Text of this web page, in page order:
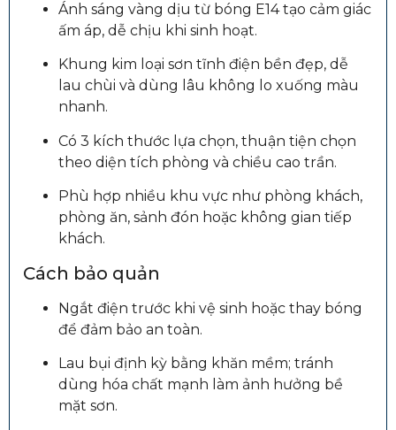
Ánh sáng vàng dịu từ bóng E14 tạo cảm giác
ấm áp, dễ chịu khi sinh hoạt.
Khung kim loại sơn tĩnh điện bền đẹp, dễ
lau chùi và dùng lâu không lo xuống màu
nhanh.
Có 3 kích thước lựa chọn, thuận tiện chọn
theo diện tích phòng và chiều cao trần.
Phù hợp nhiều khu vực như phòng khách,
phòng ăn, sảnh đón hoặc không gian tiếp
khách.
Cách bảo quản
Ngắt điện trước khi vệ sinh hoặc thay bóng
để đảm bảo an toàn.
Lau bụi định kỳ bằng khăn mềm; tránh
dùng hóa chất mạnh làm ảnh hưởng bề
mặt sơn.